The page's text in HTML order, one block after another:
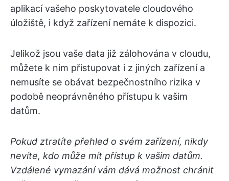
aplikací vašeho poskytovatele cloudového
úložiště, i když zařízení nemáte k dispozici.
Jelikož jsou vaše data již zálohována v cloudu,
můžete k nim přistupovat i z jiných zařízení a
nemusíte se obávat bezpečnostního rizika v
podobě neoprávněného přístupu k vašim
datům.
Pokud ztratíte přehled o svém zařízení, nikdy
nevíte, kdo může mít přístup k vašim datům.
Vzdálené vymazání vám dává možnost chránit